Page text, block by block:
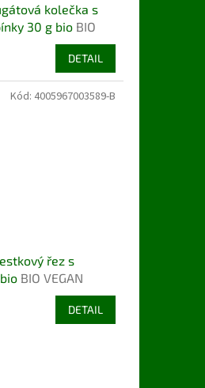
kolečka s
30 g bio BIO
DETAIL
řez s
BIO VEGAN
DETAIL
Kód: 4005967003589-B